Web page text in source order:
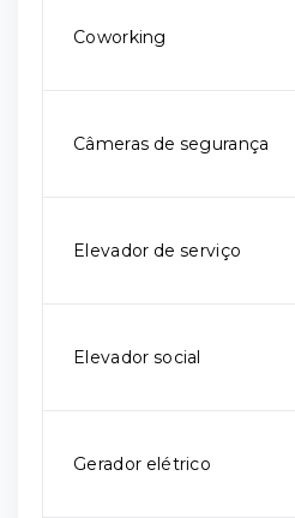
Coworking
Câmeras de segurança
Elevador de serviço
Elevador social
Gerador elétrico